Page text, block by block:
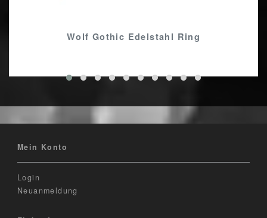
Wolf Gothic Edelstahl Ring
Mein Konto
Login
Neuanmeldung